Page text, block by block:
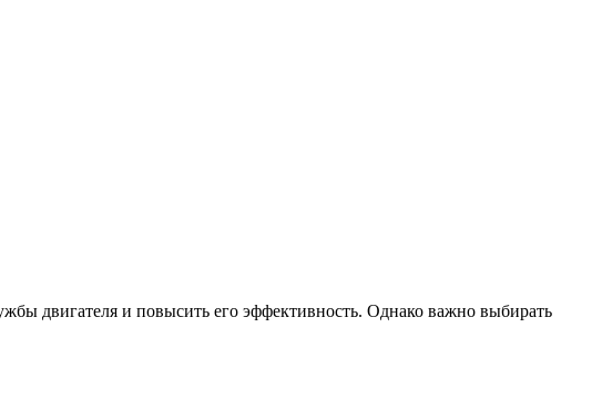
двигателя и повысить его эффективность. Однако важно выбирать